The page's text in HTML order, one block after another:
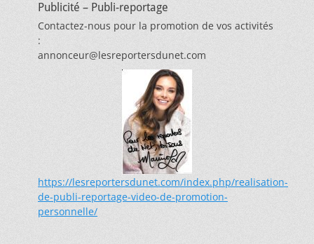
Publicité – Publi-reportage
Contactez-nous pour la promotion de vos activités
:
annonceur@lesreportersdunet.com
https://lesreportersdunet.com/index.php/realisation-
de-publi-reportage-video-de-promotion-
personnelle/